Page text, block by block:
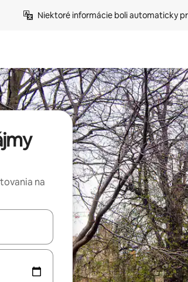
Niektoré informácie boli automaticky
na
si ich prechádzať pomocou klávesov so